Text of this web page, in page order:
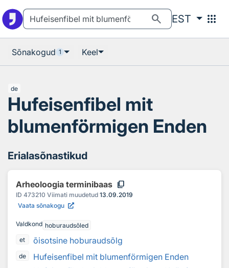
search EST apps
Sõnakogud 1 Keel
de
Hufeisenfibel mit
blumenförmigen Enden
Erialasõnastikud
Arheoloogia terminibaas content_copy
ID 473210 Viimati muudetud 13.09.2019
Vaata sõnakogu
Valdkond hoburaudsõled
et
õisotsine hoburaudsõlg
de
Hufeisenfibel mit blumenförmigen Enden